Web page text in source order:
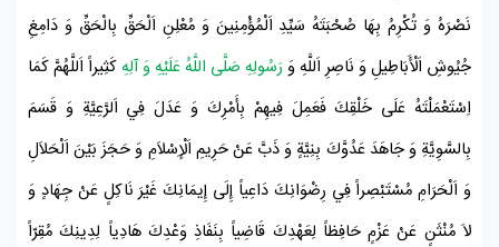
نَصْرَهُ وَ تُكْرِمُ بِهَا صُحْبَتَهُ سَيِّدِ اَلْمُؤْمِنِينَ وَ مُعْلِنِ اَلْحَقِّ بِالْحَقِّ وَ دَامِغِ
جُيُوشِ اَلْأَبَاطِيلِ وَ نَاصِرِ اَللَّهِ وَ رَسُولِهِ صَلَّى اللَّهُ عَلَيْهِ وَ آلِهِكَثِيراً اَللَّهُمَّ كَمَا
اِسْتَعْمَلْتَهُ عَلَى خَلْقِكَ فَعَمِلَ فِيهِمْ بِأَمْرِكَ وَ عَدَلَ فِي اَلرَّعِيَّةِ وَ قَسَمَ
بِالسَّوِيَّةِ وَ جَاهَدَ عَدُوَّكَ بِنِيَّةٍ وَ ذَبَّ عَنْ حَرِيمِ اَلْإِسْلاَمِ وَ حَجَزَ بَيْنَ اَلْحَلاَلِ
وَ اَلْحَرَامِ مُسْتَبْصِراً فِي رِضْوَانِكَ دَاعِياً إِلَى إِيمَانِكَ غَيْرَ نَاكِلٍ عَنْ جِهَادٍ وَ
لاَ مُنْثَنٍ عَنْ عَزْمٍ حَافِظاً لِعَهْدِكَ قَاضِياً بِنَفَاذِ وَعْدِكَ هَادِياً لِدِينِكَ مُقِرّاً